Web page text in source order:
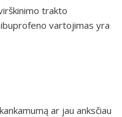
trakto
vartojimas yra
ar jau anksčiau